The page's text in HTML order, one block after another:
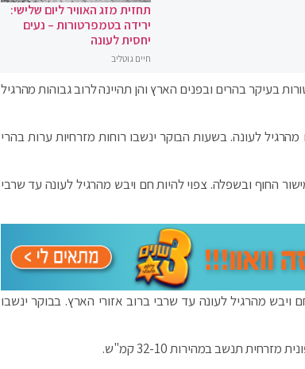
תחזית מזג האוויר ליום שלישי:
ירידה בטמפרטורות – נעים
יחסית לעונה
חיים גוטליב
בעיקר בהרים ובפנים הארץ והן תהיינה לרוב גבוהות מהרגיל
לעונה. בשעות הבוקר ינשבו רוחות מזרחיות ערות בהרי
החוף ובשפלה. צפוי להיות חם ויבש מהרגיל לעונה עד שרבי
ויבש מהרגיל לעונה עד שרבי ברוב אזורי הארץ. בבוקר ינשבו